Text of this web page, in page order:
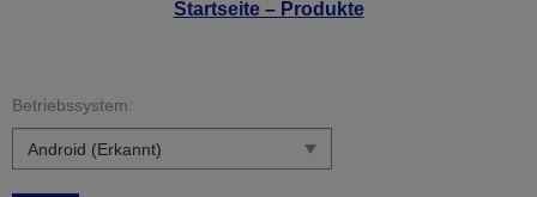
Startseite – Produkte
Betriebssystem: